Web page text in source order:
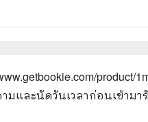
product/
มและนัดวันเวลาก่อนเข้า